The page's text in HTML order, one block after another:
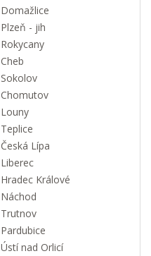
Domažlice
Plzeň - jih
Rokycany
Cheb
Sokolov
Chomutov
Louny
Teplice
Česká Lípa
Liberec
Hradec Králové
Náchod
Trutnov
Pardubice
Ústí nad Orlicí